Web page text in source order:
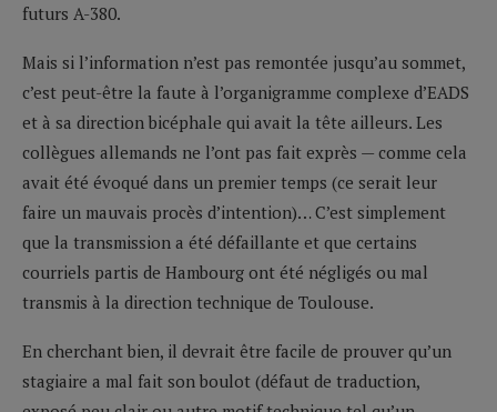
futurs A-380.
Mais si l’information n’est pas remontée jusqu’au sommet,
c’est peut-être la faute à l’organigramme complexe d’EADS
et à sa direction bicéphale qui avait la tête ailleurs. Les
collègues allemands ne l’ont pas fait exprès — comme cela
avait été évoqué dans un premier temps (ce serait leur
faire un mauvais procès d’intention)… C’est simplement
que la transmission a été défaillante et que certains
courriels partis de Hambourg ont été négligés ou mal
transmis à la direction technique de Toulouse.
En cherchant bien, il devrait être facile de prouver qu’un
stagiaire a mal fait son boulot (défaut de traduction,